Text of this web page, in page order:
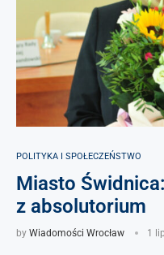
POLITYKA I SPOŁECZEŃSTWO
Miasto
z absolutorium
by Wiadomości Wrocław 1